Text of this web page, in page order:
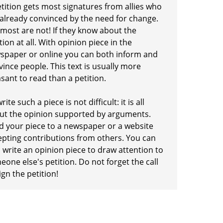
gets most signatures from allies who
convinced by the need for change.
are not! If they know about the
at all. With opinion piece in the
or online you can both inform and
people. This text is usually more
to read than a petition.
such a piece is not difficult: it is all
the opinion supported by arguments.
your piece to a newspaper or a website
contributions from others. You can
write an opinion piece to draw attention to
else's petition. Do not forget the call
the petition!